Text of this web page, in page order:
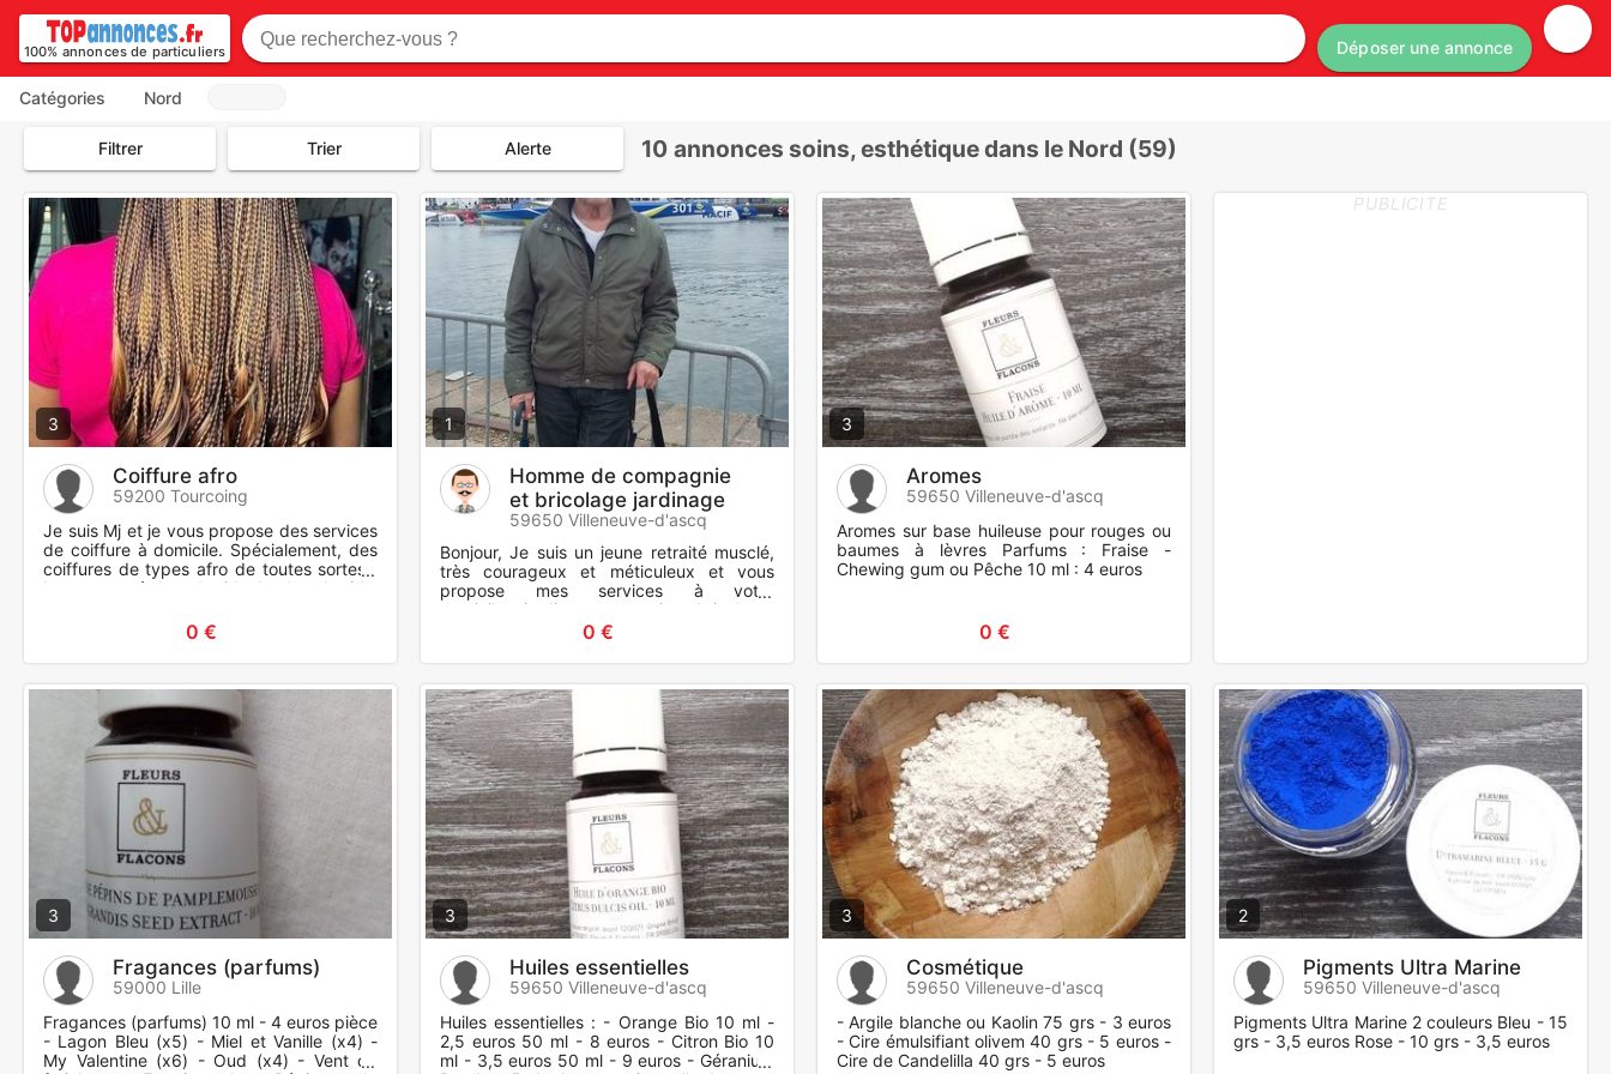
100% annonces de particuliers Déposer une annonce
Catégories Nord
Filtrer Trier Alerte 10 annonces soins, esthétique dans le Nord (59)
3
Coiffure afro
59200 Tourcoing
Je suis Mj et je vous propose des services
de coiffure à domicile. Spécialement, des
coiffures de types afro de toutes sortes :
les passe mèches, braids, knoless braids,
0 €
1
Homme de compagnie
et bricolage jardinage
59650 Villeneuve-d'ascq
Bonjour, Je suis un jeune retraité musclé,
très courageux et méticuleux et vous
propose mes services à votre
domicile...,jardinage, entretien, bricolage,
courses, garde et promen
0 €
3
Aromes
59650 Villeneuve-d'ascq
Aromes sur base huileuse pour rouges ou
baumes à lèvres Parfums : Fraise -
Chewing gum ou Pêche 10 ml : 4 euros
0 €
PUBLICITE
3
Fragances (parfums)
59000 Lille
Fragances (parfums) 10 ml - 4 euros pièce
- Lagon Bleu (x5) - Miel et Vanille (x4) -
My Valentine (x6) - Oud (x4) - Vent de
3
Huiles essentielles
59650 Villeneuve-d'ascq
Huiles essentielles : - Orange Bio 10 ml -
2,5 euros 50 ml - 8 euros - Citron Bio 10
ml - 3,5 euros 50 ml - 9 euros - Géranium
3
Cosmétique
59650 Villeneuve-d'ascq
- Argile blanche ou Kaolin 75 grs - 3 euros
- Cire émulsifiant olivem 40 grs - 5 euros -
Cire de Candelilla 40 grs - 5 euros
2
Pigments Ultra Marine
59650 Villeneuve-d'ascq
Pigments Ultra Marine 2 couleurs Bleu - 15
grs - 3,5 euros Rose - 10 grs - 3,5 euros